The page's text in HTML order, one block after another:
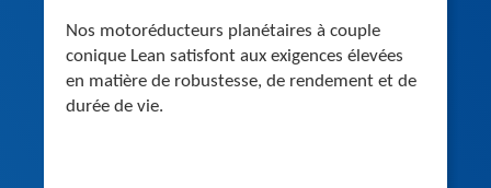
Nos motoréducteurs planétaires à couple
conique Lean satisfont aux exigences élevées
en matière de robustesse, de rendement et de
durée de vie.